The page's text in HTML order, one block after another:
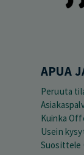
APUA
Peruuta
Kuinka
Usein
Suosittele